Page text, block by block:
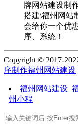
牌网站建设制
搭建\福州网站
会给你一个优
序、系统！
Copyright © 2017-
序制作福州网站建设
福州网站建设_
州小程